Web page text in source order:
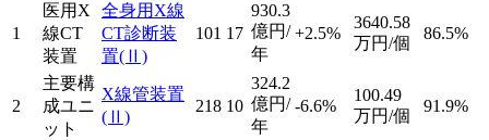
1
医用X
線CT
装置
全身用X線
CT診断装
置(Ⅱ)
101 17
930.3
億円/
年
+2.5%
3640.58
万円/個
86.5%
2
主要構
成ユニ
ット
X線管装置
(Ⅱ)
218 10
324.2
億円/
年
-6.6%
100.49
万円/個
91.9%